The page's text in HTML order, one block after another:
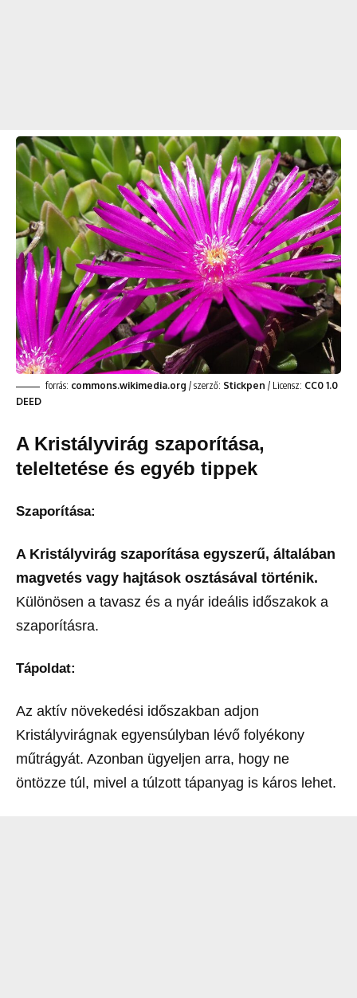
forrás: commons.wikimedia.org / szerző: Stickpen / Licensz: CC0 1.0
DEED
A Kristályvirág szaporítása,
teleltetése és egyéb tippek
Szaporítása:
A Kristályvirág szaporítása egyszerű, általában
magvetés vagy hajtások osztásával történik.
Különösen a tavasz és a nyár ideális időszakok a
szaporításra.
Tápoldat:
Az aktív növekedési időszakban adjon
Kristályvirágnak egyensúlyban lévő folyékony
műtrágyát. Azonban ügyeljen arra, hogy ne
öntözze túl, mivel a túlzott tápanyag is káros lehet.